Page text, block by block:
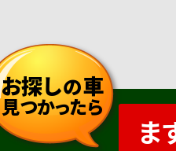
お探しの車
見つかったら
ま